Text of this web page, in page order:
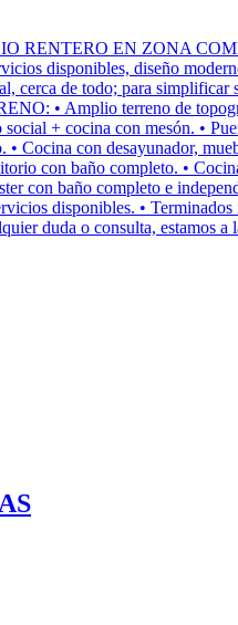
EN ZONA
disponibles, diseño
cerca de todo; para
• Amplio terreno de
+ cocina con mesón. •
Cocina con desayunador,
con baño completo. •
baño completo e
disponibles. •
duda o consulta, estamos a